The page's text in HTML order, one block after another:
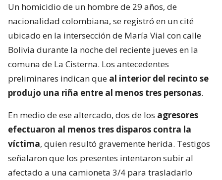
Un homicidio de un hombre de 29 años, de
nacionalidad colombiana, se registró en un cité
ubicado en la intersección de María Vial con calle
Bolivia durante la noche del reciente jueves en la
comuna de La Cisterna. Los antecedentes
preliminares indican que al interior del recinto se
produjo una riña entre al menos tres personas.
En medio de ese altercado, dos de los agresores
efectuaron al menos tres disparos contra la
víctima, quien resultó gravemente herida. Testigos
señalaron que los presentes intentaron subir al
afectado a una camioneta 3/4 para trasladarlo